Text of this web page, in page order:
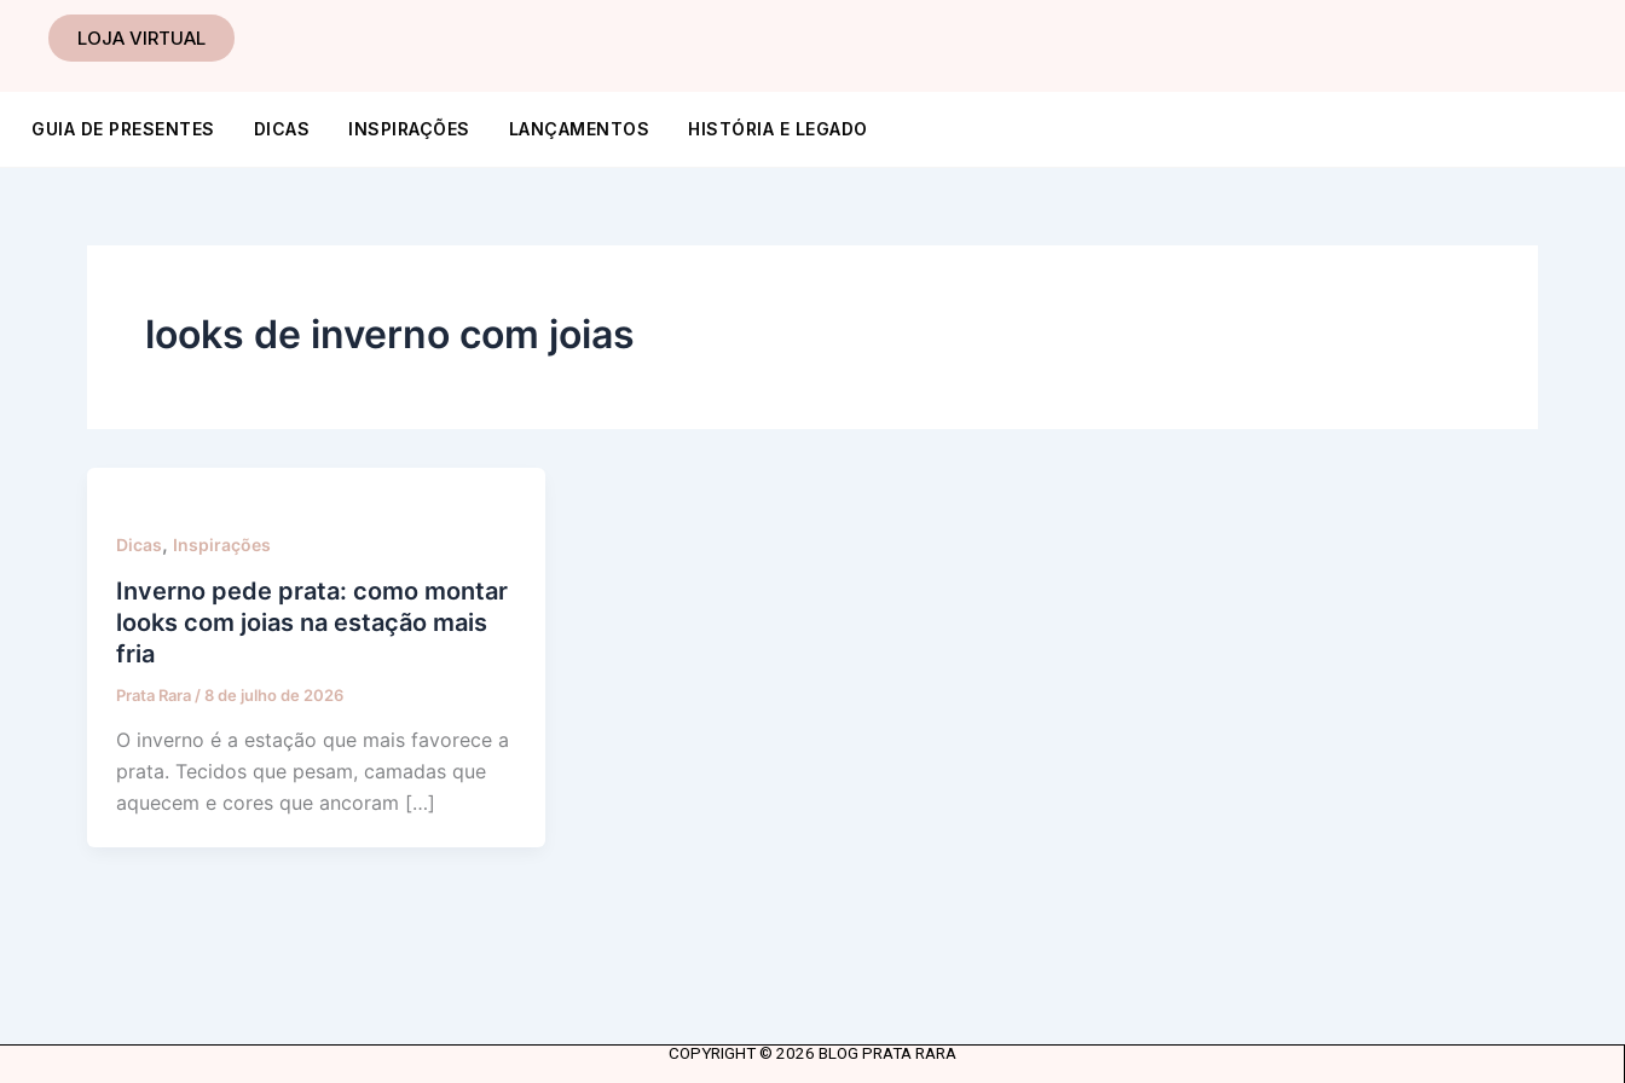
LOJA VIRTUAL
GUIA DE PRESENTES DICAS INSPIRAÇÕES LANÇAMENTOS HISTÓRIA E LEGADO
looks de inverno com joias
Dicas, Inspirações
Inverno pede prata: como montar
looks com joias na estação mais
fria
Prata Rara /8 de julho de 2026
O inverno é a estação que mais favorece a
prata. Tecidos que pesam, camadas que
aquecem e cores que ancoram […]
COPYRIGHT © 2026 BLOG PRATA RARA